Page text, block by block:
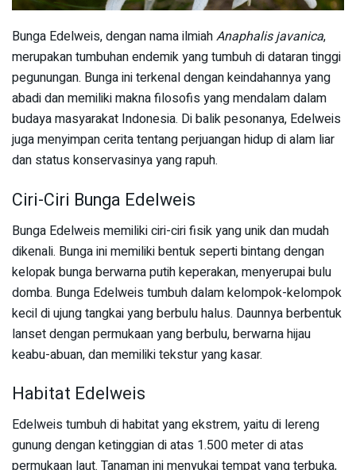
Bunga Edelweis, dengan nama ilmiahAnaphalis javanica,
merupakan tumbuhan endemik yang tumbuh di dataran tinggi
pegunungan. Bunga ini terkenal dengan keindahannya yang
abadi dan memiliki makna filosofis yang mendalam dalam
budaya masyarakat Indonesia. Di balik pesonanya, Edelweis
juga menyimpan cerita tentang perjuangan hidup di alam liar
dan status konservasinya yang rapuh.
Ciri-Ciri Bunga Edelweis
Bunga Edelweis memiliki ciri-ciri fisik yang unik dan mudah
dikenali. Bunga ini memiliki bentuk seperti bintang dengan
kelopak bunga berwarna putih keperakan, menyerupai bulu
domba. Bunga Edelweis tumbuh dalam kelompok-kelompok
kecil di ujung tangkai yang berbulu halus. Daunnya berbentuk
lanset dengan permukaan yang berbulu, berwarna hijau
keabu-abuan, dan memiliki tekstur yang kasar.
Habitat Edelweis
Edelweis tumbuh di habitat yang ekstrem, yaitu di lereng
gunung dengan ketinggian di atas 1.500 meter di atas
permukaan laut. Tanaman ini menyukai tempat yang terbuka,